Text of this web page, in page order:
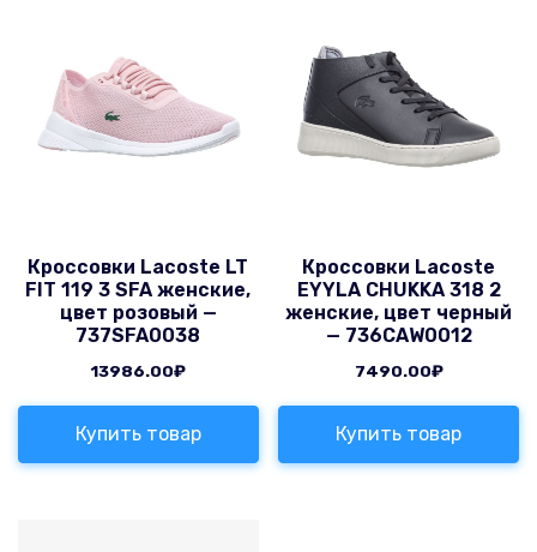
Кроссовки Lacoste LT
FIT 119 3 SFA женские,
цвет розовый —
737SFA0038
13986.00₽
Купить товар
Кроссовки Lacoste
EYYLA CHUKKA 318 2
женские, цвет черный
— 736CAW0012
7490.00₽
Купить товар